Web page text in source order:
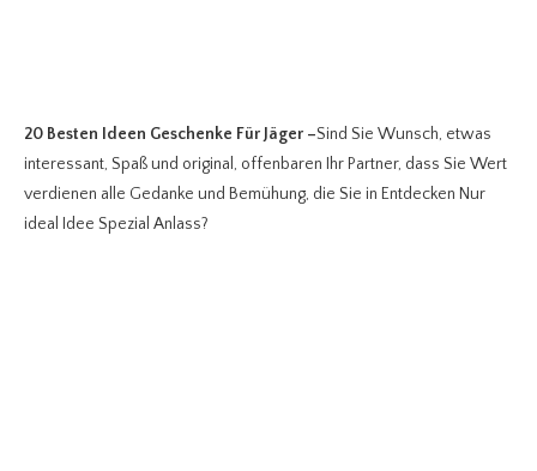
20 Besten Ideen Geschenke Für Jäger –Sind Sie Wunsch, etwas
interessant, Spaß und original, offenbaren Ihr Partner, dass Sie Wert
verdienen alle Gedanke und Bemühung, die Sie in Entdecken Nur
ideal Idee Spezial Anlass?